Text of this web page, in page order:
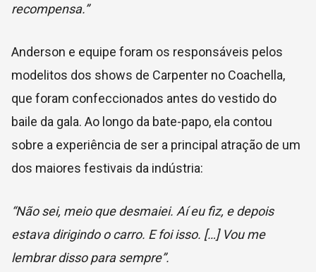
recompensa.”
Anderson e equipe foram os responsáveis pelos
modelitos dos shows de Carpenter no Coachella,
que foram confeccionados antes do vestido do
baile da gala. Ao longo da bate-papo, ela contou
sobre a experiência de ser a principal atração de um
dos maiores festivais da indústria:
“Não sei, meio que desmaiei. Aí eu fiz, e depois
estava dirigindo o carro. E foi isso. […] Vou me
lembrar disso para sempre”.